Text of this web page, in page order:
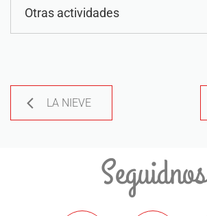
Otras actividades
LA NIEVE
Seguidnos